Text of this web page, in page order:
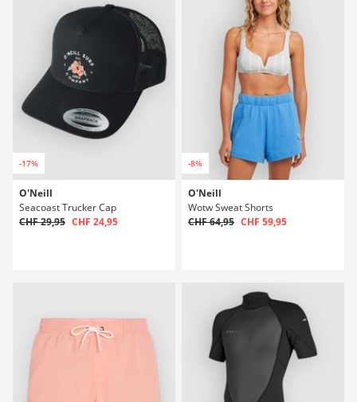
-17%
O'Neill
Seacoast Trucker Cap
CHF 29,95 CHF 24,95
-8%
O'Neill
Wotw Sweat Shorts
CHF 64,95 CHF 59,95